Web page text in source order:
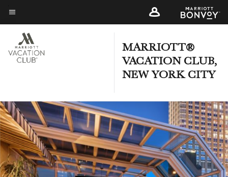
Skip
to
main
content
Menütext
MARRIOTT®
VACATION CLUB,
NEW YORK CITY